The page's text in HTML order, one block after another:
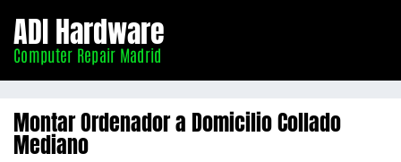
Madrid
ADI Hardware
Computer Repair Madrid
Montar Ordenador a Domicilio Collado
Mediano